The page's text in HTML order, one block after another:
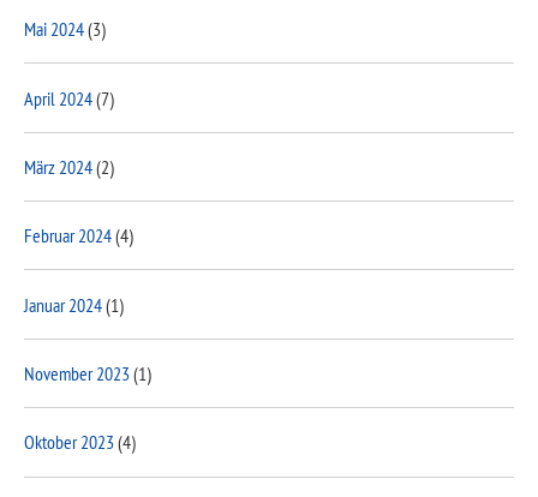
Mai 2024(3)
April 2024(7)
März 2024(2)
Februar 2024(4)
Januar 2024(1)
November 2023(1)
Oktober 2023(4)